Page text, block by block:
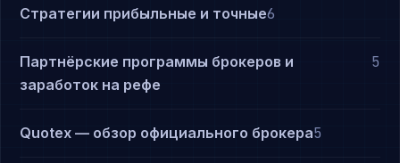
Стратегии прибыльные и точные6
Партнёрские программы брокеров и
заработок на рефе
5
Quotex — обзор официального брокера5